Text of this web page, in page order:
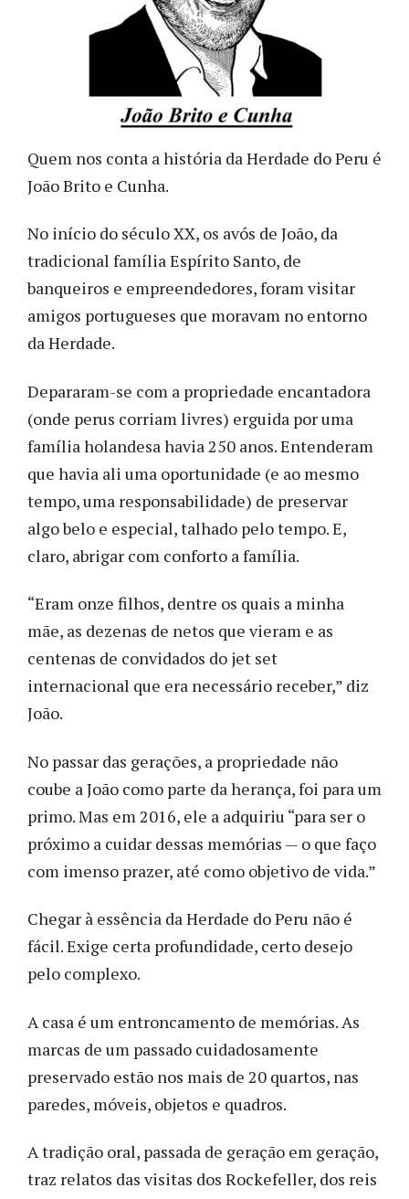
Quem nos conta a história da Herdade do Peru é
João Brito e Cunha.
No início do século XX, os avós de João, da
tradicional família Espírito Santo, de
banqueiros e empreendedores, foram visitar
amigos portugueses que moravam no entorno
da Herdade.
Depararam-se com a propriedade encantadora
(onde perus corriam livres) erguida por uma
família holandesa havia 250 anos. Entenderam
que havia ali uma oportunidade (e ao mesmo
tempo, uma responsabilidade) de preservar
algo belo e especial, talhado pelo tempo. E,
claro, abrigar com conforto a família.
“Eram onze filhos, dentre os quais a minha
mãe, as dezenas de netos que vieram e as
centenas de convidados do jet set
internacional que era necessário receber,” diz
João.
No passar das gerações, a propriedade não
coube a João como parte da herança, foi para um
primo. Mas em 2016, ele a adquiriu “para ser o
próximo a cuidar dessas memórias — o que faço
com imenso prazer, até como objetivo de vida.”
Chegar à essência da Herdade do Peru não é
fácil. Exige certa profundidade, certo desejo
pelo complexo.
A casa é um entroncamento de memórias. As
marcas de um passado cuidadosamente
preservado estão nos mais de 20 quartos, nas
paredes, móveis, objetos e quadros.
A tradição oral, passada de geração em geração,
traz relatos das visitas dos Rockefeller, dos reis